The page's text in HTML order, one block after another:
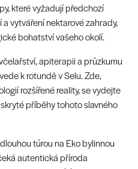
které vyžadují předchozí
vytváření nektarové zahrady,
bohatství vašeho okolí.
apiterapii a průzkumu
k rotundě v Selu. Zde,
rozšířené reality, se vydejte
příběhy tohoto slavného
túrou na Eko bylinnou
autentická příroda